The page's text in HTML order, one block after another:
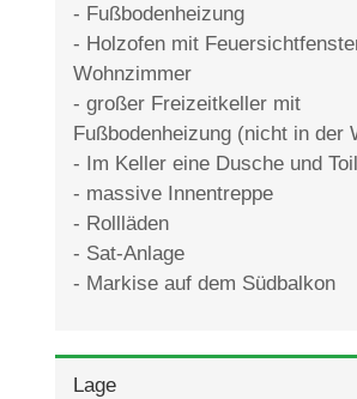
- Fußbodenheizung
- Holzofen mit
Wohnzimmer
- großer Freizeitkeller mit
Fußbodenheizung (nicht in der
- Im Keller eine Dusche und
- massive Innentreppe
- Rollläden
- Sat-Anlage
- Markise auf dem Südbalkon
Lage